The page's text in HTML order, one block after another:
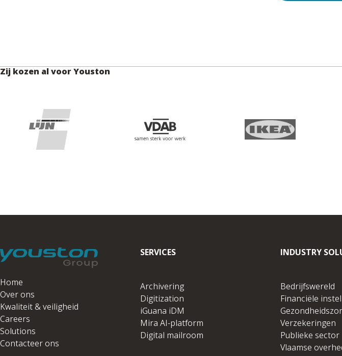
Zij kozen al voor Youston
Home
Over ons
Kwaliteit & veiligheid
Careers
Solutions
Contacteer ons
SERVICES
Archivering
Digitization
iGuana iDM
Mira AI-platform
Digital mailroom
INDUSTRY
Bedrijfswereld
Financiële
Verzekeringen
Publieke sector
Vlaamse